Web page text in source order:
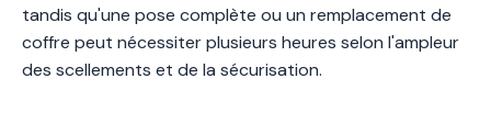
tandis qu'une pose complète ou un remplacement de
coffre peut nécessiter plusieurs heures selon l'ampleur
des scellements et de la sécurisation.